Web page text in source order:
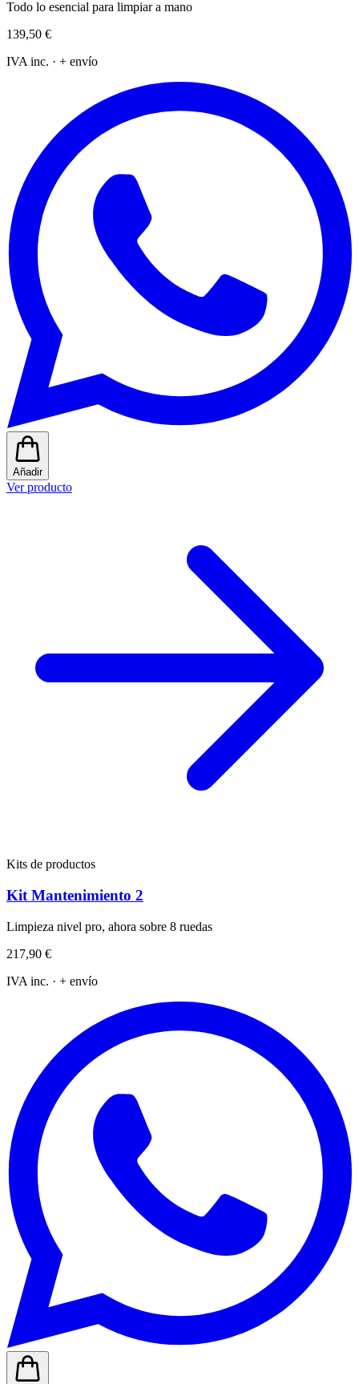
Todo lo esencial para limpiar a mano
139,50 €
IVA inc. · + envío
Añadir
Ver producto
Kits de productos
Kit Mantenimiento 2
Limpieza nivel pro, ahora sobre 8 ruedas
217,90 €
IVA inc. · + envío